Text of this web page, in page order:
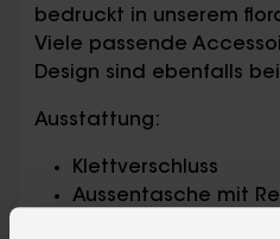
bedruckt in unserem
Viele passende
Design sind ebenfalls
Ausstattung:
Klettverschluss
Aussentasche mit